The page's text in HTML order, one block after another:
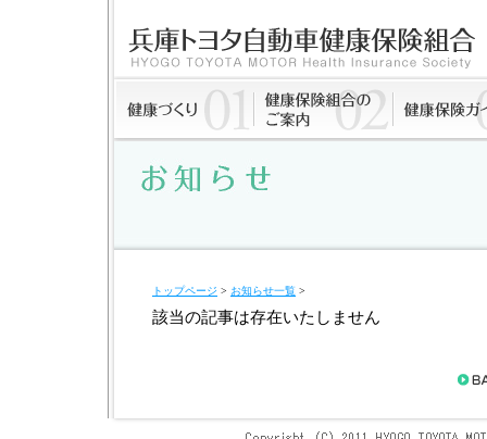
トップページ > お知らせ一覧 >
該当の記事は存在いたしません